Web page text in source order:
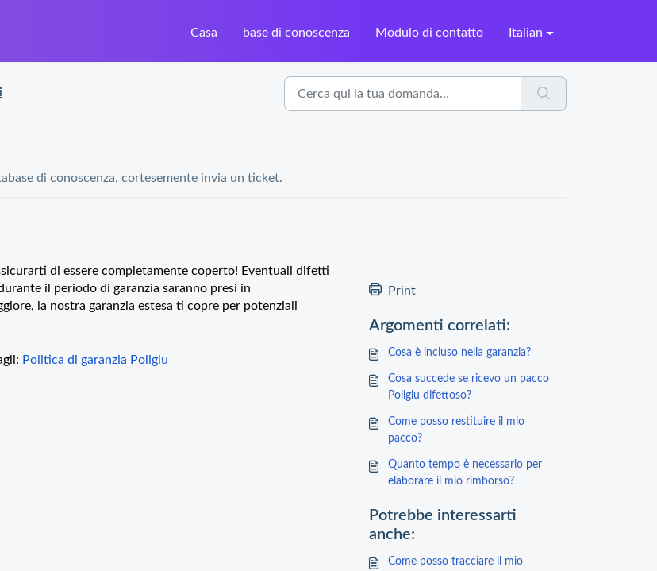
Casa base di conoscenza Modulo di contatto Italian
di conoscenza, cortesemente invia un ticket.
di essere completamente coperto! Eventuali difetti
il periodo di garanzia saranno presi in
la nostra garanzia estesa ti copre per potenziali
Politica di garanzia Poliglu
Print
Argomenti correlati:
Cosa è incluso nella garanzia?
Cosa succede se ricevo un pacco
Poliglu difettoso?
Come posso restituire il mio
pacco?
Quanto tempo è necessario per
elaborare il mio rimborso?
Potrebbe interessarti
anche:
Come posso tracciare il mio